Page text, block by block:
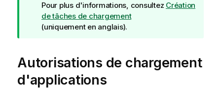
Pour plus d'informations, consultez Création
de tâches de chargement
(uniquement en anglais).
Autorisations de chargement
d'applications